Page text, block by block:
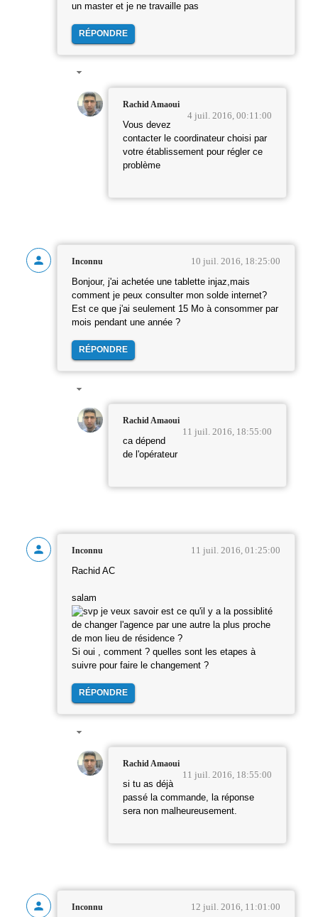
un master et je ne travaille pas
RÉPONDRE
Rachid Amaoui
4 juil. 2016, 00:11:00
Vous devez
contacter le coordinateur choisi par
votre établissement pour régler ce
problème
Inconnu 10 juil. 2016, 18:25:00
Bonjour, j'ai achetée une tablette injaz,mais
comment je peux consulter mon solde internet?
Est ce que j'ai seulement 15 Mo à consommer par
mois pendant une année ?
RÉPONDRE
Rachid Amaoui
11 juil. 2016, 18:55:00
ca dépend
de l'opérateur
Inconnu 11 juil. 2016, 01:25:00
Rachid AC
salam
je veux savoir est ce qu'il y a la possiblité
de changer l'agence par une autre la plus proche
de mon lieu de résidence ?
Si oui , comment ? quelles sont les etapes à
suivre pour faire le changement ?
RÉPONDRE
Rachid Amaoui
11 juil. 2016, 18:55:00
si tu as déjà
passé la commande, la réponse
sera non malheureusement.
Inconnu 12 juil. 2016, 11:01:00